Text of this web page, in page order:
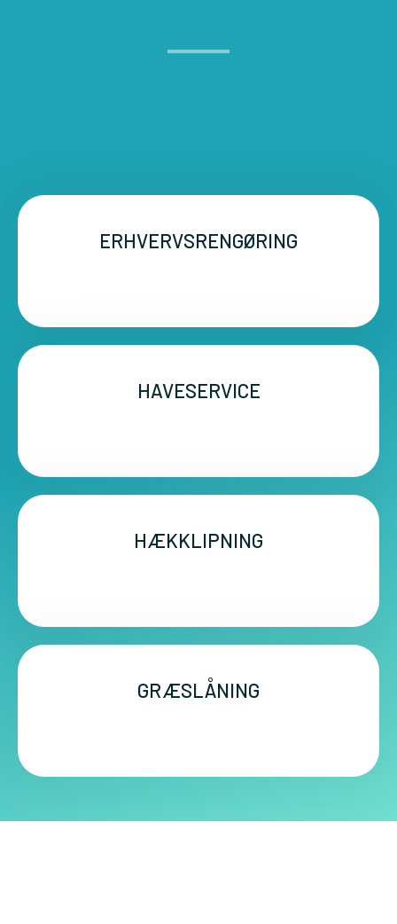
ERHVERVSRENGØRING
HAVESERVICE
HÆKKLIPNING
GRÆSLÅNING